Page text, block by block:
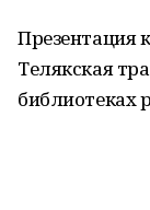
Презентация
Телякская
библиотеках